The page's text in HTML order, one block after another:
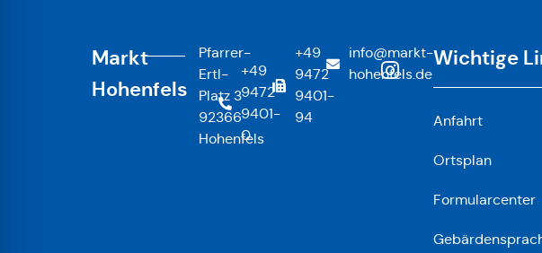
Markt
Hohenfels
Pfarrer-
Ertl-
Platz 3
92366
Hohenfels
+49
9472
9401-
0
+49
9472
9401-
94
info@markt-
hohenfels.de
Wichtige
Anfahrt
Ortsplan
Formularcenter